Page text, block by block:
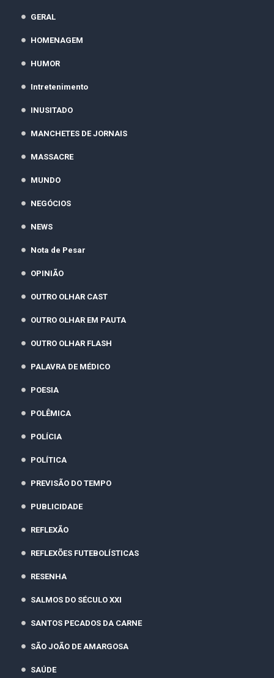
GERAL
HOMENAGEM
HUMOR
Intretenimento
INUSITADO
MANCHETES DE JORNAIS
MASSACRE
MUNDO
NEGÓCIOS
NEWS
Nota de Pesar
OPINIÃO
OUTRO OLHAR CAST
OUTRO OLHAR EM PAUTA
OUTRO OLHAR FLASH
PALAVRA DE MÉDICO
POESIA
POLÊMICA
POLÍCIA
POLÍTICA
PREVISÃO DO TEMPO
PUBLICIDADE
REFLEXÃO
REFLEXÕES FUTEBOLÍSTICAS
RESENHA
SALMOS DO SÉCULO XXI
SANTOS PECADOS DA CARNE
SÃO JOÃO DE AMARGOSA
SAÚDE